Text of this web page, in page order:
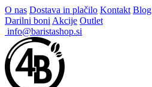
O nas Dostava in plačilo Kontakt Blog
Darilni boni Akcije Outlet
info@baristashop.si